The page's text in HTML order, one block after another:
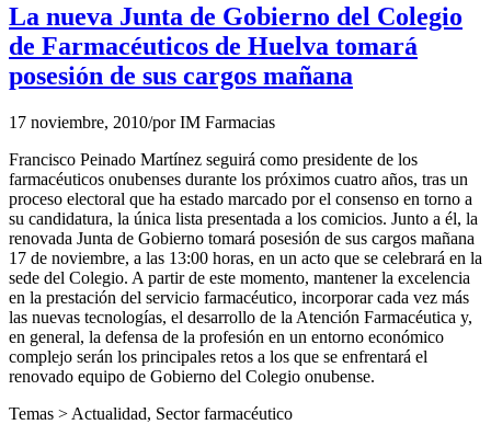
La nueva Junta de Gobierno del Colegio
de Farmacéuticos de Huelva tomará
posesión de sus cargos mañana
17 noviembre, 2010/porIM Farmacias
Francisco Peinado Martínez seguirá como presidente de los
farmacéuticos onubenses durante los próximos cuatro años, tras un
proceso electoral que ha estado marcado por el consenso en torno a
su candidatura, la única lista presentada a los comicios. Junto a él, la
renovada Junta de Gobierno tomará posesión de sus cargos mañana
17 de noviembre, a las 13:00 horas, en un acto que se celebrará en la
sede del Colegio. A partir de este momento, mantener la excelencia
en la prestación del servicio farmacéutico, incorporar cada vez más
las nuevas tecnologías, el desarrollo de la Atención Farmacéutica y,
en general, la defensa de la profesión en un entorno económico
complejo serán los principales retos a los que se enfrentará el
renovado equipo de Gobierno del Colegio onubense.
Temas > Actualidad, Sector farmacéutico